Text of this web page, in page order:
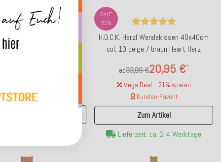
Erny Dekokissen 50x50cm
Kunden-Favorit
SALE
21%
H.O.C.K. Herzl Wendekissen 40x40cm
col. 10 beige / braun Heart Herz
ab 20,95 €*
33,99 €
Mega Deal: - 21% sparen
Kunden-Favorit
Zum Artikel
Lieferzeit: ca. 2-4 Werktage